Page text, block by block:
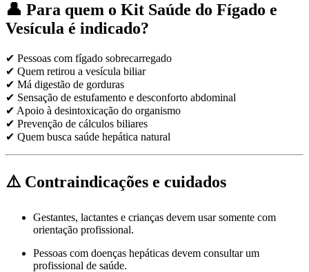
👤 Para quem o Kit Saúde do Fígado e
Vesícula é indicado?
✔ Pessoas com fígado sobrecarregado
✔ Quem retirou a vesícula biliar
✔ Má digestão de gorduras
✔ Sensação de estufamento e desconforto abdominal
✔ Apoio à desintoxicação do organismo
✔ Prevenção de cálculos biliares
✔ Quem busca saúde hepática natural
⚠️ Contraindicações e cuidados
Gestantes, lactantes e crianças devem usar somente com
orientação profissional.
Pessoas com doenças hepáticas devem consultar um
profissional de saúde.